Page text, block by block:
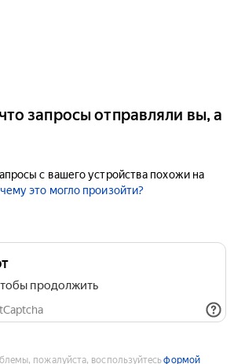
запросы отправляли вы, а
с вашего устройства похожи на
это могло произойти?
продолжить
пожалуйста, воспользуйтесьформой